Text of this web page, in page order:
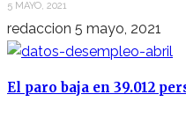
5 MAYO, 2021
redaccion 5 mayo, 2021
El paro baja en 39.012